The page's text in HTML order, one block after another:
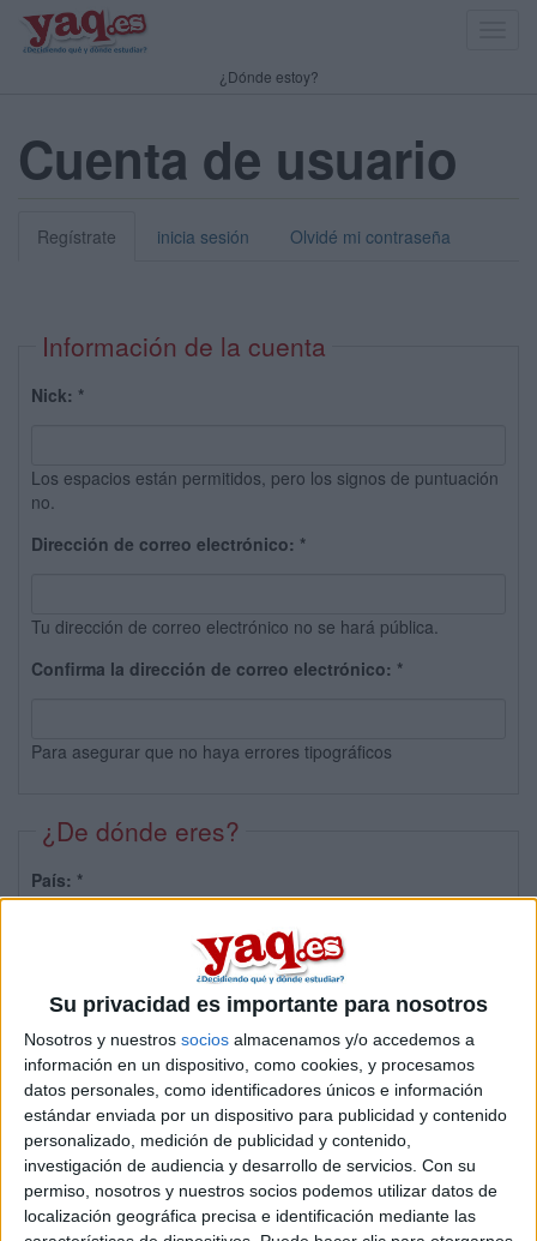
Su privacidad es importante para nosotros
Nosotros y nuestros socios almacenamos y/o accedemos a
información en un dispositivo, como cookies, y procesamos
datos personales, como identificadores únicos e información
estándar enviada por un dispositivo para publicidad y contenido
personalizado, medición de publicidad y contenido,
investigación de audiencia y desarrollo de servicios. Con su
permiso, nosotros y nuestros socios podemos utilizar datos de
localización geográfica precisa e identificación mediante las
¿Dónde estoy?
Cuenta de usuario
Regístrate inicia sesión Olvidé mi contraseña
Información de la cuenta
Nick: *
Los espacios están permitidos, pero los signos de puntuación
no.
Dirección de correo electrónico: *
Tu dirección de correo electrónico no se hará pública.
Confirma la dirección de correo electrónico: *
Para asegurar que no haya errores tipográficos
¿De dónde eres?
País: *
Sobre ti
Soy:*
Chico
Chica